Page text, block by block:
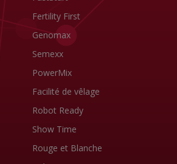
Fertility First
Genomax
Semexx
PowerMix
Facilité de vêlage
Robot Ready
Show Time
Rouge et Blanche